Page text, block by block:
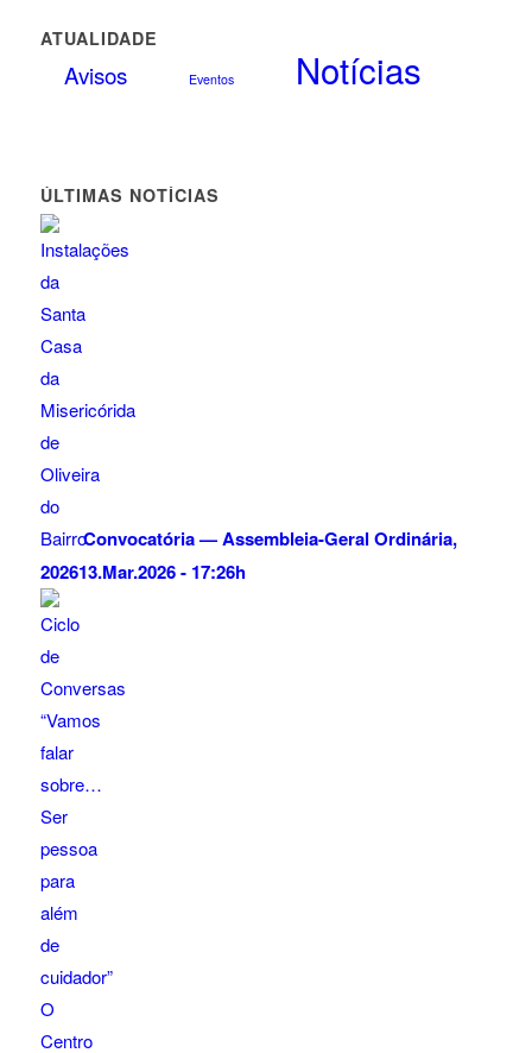
ATUALIDADE
Avisos Eventos Notícias
ÚLTIMAS NOTÍCIAS
Convocatória — Assembleia-Geral Ordinária,
202613.Mar.2026 - 17:26h